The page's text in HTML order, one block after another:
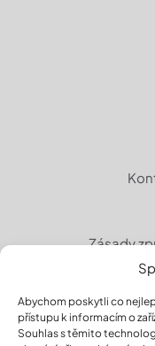
Abychom poskytli co
přístupu k informacím o
Souhlas s těmito
Zásady